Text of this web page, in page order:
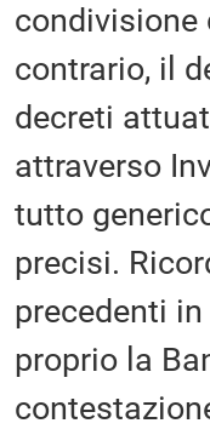
condivisione
contrario, il
decreti
attraverso
tutto
precisi.
precedenti
proprio la